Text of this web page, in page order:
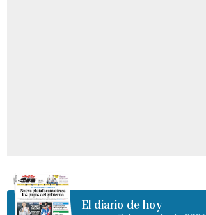
El diario de hoy